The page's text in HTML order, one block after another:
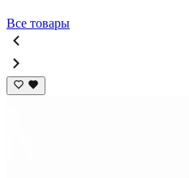
Все товары